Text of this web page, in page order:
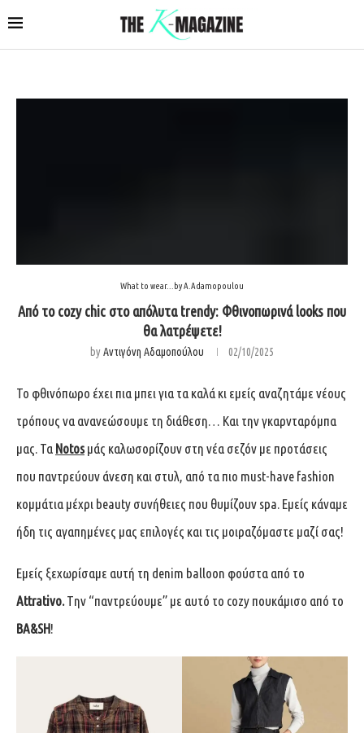
What to wear...by A.Adamopoulou
Από το cozy chic στο απόλυτα trendy: Φθινοπωρινά looks που
θα λατρέψετε!
byΑντιγόνη Αδαμοπούλου 02/10/2025
Το φθινόπωρο έχει πια μπει για τα καλά κι εμείς αναζητάμε νέους
τρόπους να ανανεώσουμε τη διάθεση… Kαι την γκαρνταρόμπα
μας. Τα Notos μάς καλωσορίζουν στη νέα σεζόν με προτάσεις
που παντρεύουν άνεση και στυλ, από τα πιο must-have fashion
κομμάτια μέχρι beauty συνήθειες που θυμίζουν spa. Εμείς κάναμε
ήδη τις αγαπημένες μας επιλογές και τις μοιραζόμαστε μαζί σας!
Εμείς ξεχωρίσαμε αυτή τη denim balloon φούστα από το
Attrativo.Tην “παντρεύουμε” με αυτό το cozy πουκάμισο από το
BA&SH!